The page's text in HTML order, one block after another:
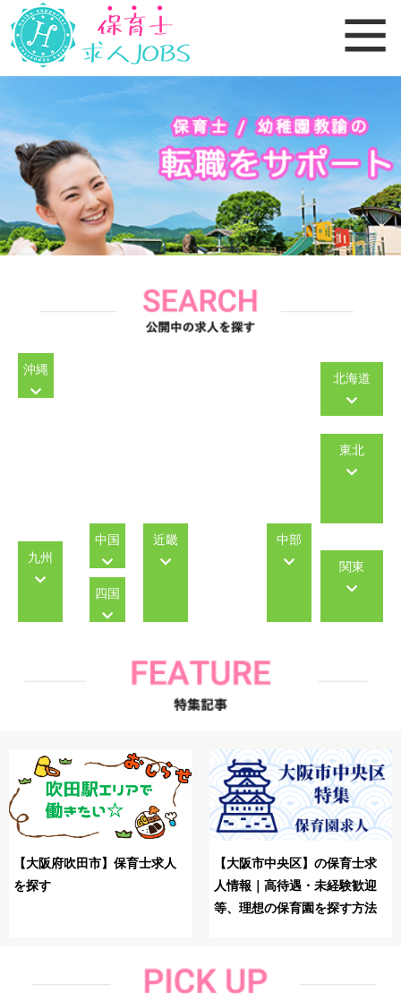
北海道
東北
関東
中部
近畿
中国
四国
九州
沖縄
【大阪市鶴見区】保育士が理
想の求人を探す方法解説
【大阪市生野区】保育士が理
想の求人を探す方法